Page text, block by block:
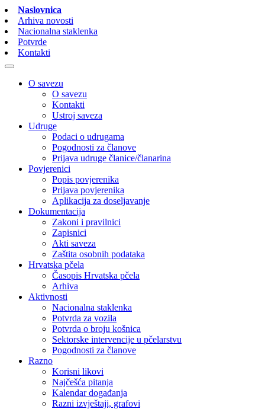
Naslovnica
Arhiva novosti
Nacionalna staklenka
Potvrde
Kontakti
O savezu
O savezu
Kontakti
Ustroj saveza
Udruge
Podaci o udrugama
Pogodnosti za članove
Prijava udruge članice/članarina
Povjerenici
Popis povjerenika
Prijava povjerenika
Aplikacija za doseljavanje
Dokumentacija
Zakoni i pravilnici
Zapisnici
Akti saveza
Zaštita osobnih podataka
Hrvatska pčela
Časopis Hrvatska pčela
Arhiva
Aktivnosti
Nacionalna staklenka
Potvrda za vozila
Potvrda o broju košnica
Sektorske intervencije u pčelarstvu
Pogodnosti za članove
Razno
Korisni likovi
Najčešća pitanja
Kalendar događanja
Razni izvještaji, grafovi